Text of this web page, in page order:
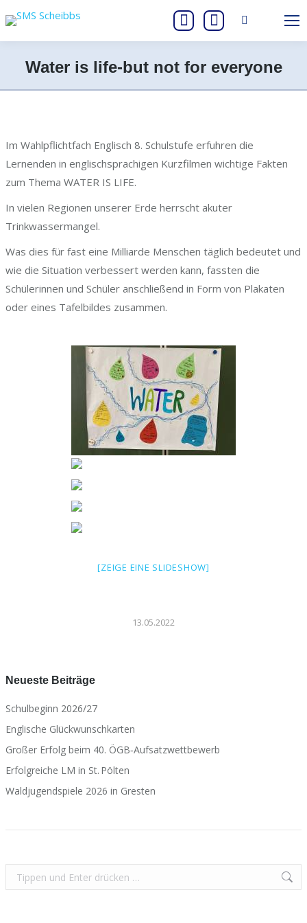
Instagram
opens
in
Facebook
opens
in
Search:
Water is life-but not for everyone
Sie befinden sich hier:
Im Wahlpflichtfach Englisch 8. Schulstufe erfuhren die
Lernenden in englischsprachigen Kurzfilmen wichtige Fakten
zum Thema WATER IS LIFE.
In vielen Regionen unserer Erde herrscht akuter
Trinkwassermangel.
Was dies für fast eine Milliarde Menschen täglich bedeutet und
wie die Situation verbessert werden kann, fassten die
Schülerinnen und Schüler anschließend in Form von Plakaten
oder eines Tafelbildes zusammen.
[ZEIGE EINE SLIDESHOW]
13.05.2022
Neueste Beiträge
Schulbeginn 2026/27
Englische Glückwunschkarten
Großer Erfolg beim 40. ÖGB‑Aufsatzwettbewerb
Erfolgreiche LM in St. Pölten
Waldjugendspiele 2026 in Gresten
Search: